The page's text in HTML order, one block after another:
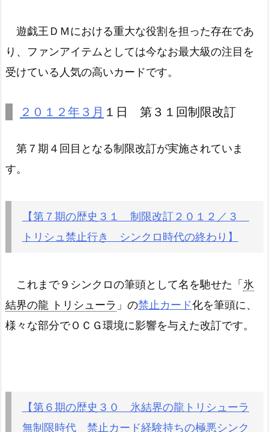
遊戯王ＤＭにおける重大な役割を担った存在であ
り、ファンアイテムとしては今なお最大級の注目を
受けている人気の高いカードです。
２０１２年３月 １日 第３１回制限改訂
第７期４回目となる制限改訂が実施されていま
す。
【第７期の歴史３１ 制限改訂２０１２／３
トリシュ禁止行き シンクロ時代の終わり】
これまで９シンクロの筆頭として名を馳せた「 氷
結界の龍 トリシューラ 」の禁止カード化を筆頭に、
様々な部分でＯＣＧ環境に影響を与えた改訂です。
【第６期の歴史３０ 氷結界の龍トリシューラ
無制限時代 禁止カード経験持ちの極悪シンク